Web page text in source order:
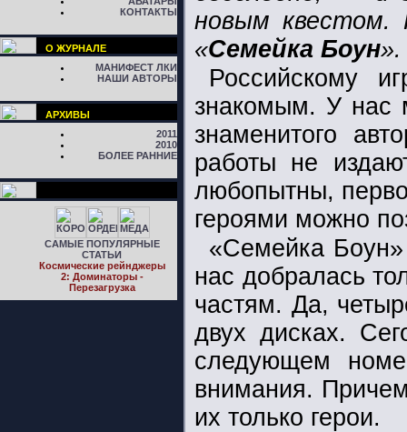
КОНТАКТЫ
О ЖУРНАЛЕ
МАНИФЕСТ ЛКИ
НАШИ АВТОРЫ
АРХИВЫ
2011
2010
БОЛЕЕ РАННИЕ
САМЫЕ ПОПУЛЯРНЫЕ
СТАТЬИ
Космические рейнджеры
2: Доминаторы -
Перезагрузка
новым квестом.
«Семейка Боун».
Российскому
знакомым. У нас
знаменитого
работы не
любопытны,
героями можно
«Семейка
нас добралась
частям. Да,
двух дисках.
следующем
внимания.
их только герои.